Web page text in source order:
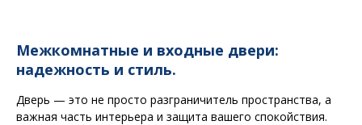
Межкомнатные и входные двери:
надежность и стиль.
Дверь — это не просто разграничитель пространства, а
важная часть интерьера и защита вашего спокойствия.